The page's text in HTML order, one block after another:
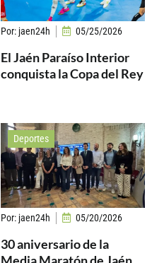
Por: jaen24h 05/25/2026
El Jaén Paraíso Interior
conquista la Copa del Rey
Deportes
Por: jaen24h 05/20/2026
30 aniversario de la